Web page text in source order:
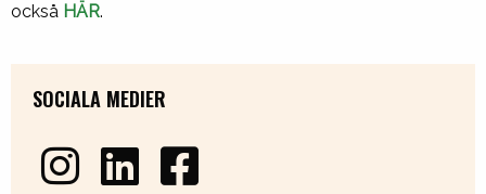
också HÄR.
SOCIALA MEDIER